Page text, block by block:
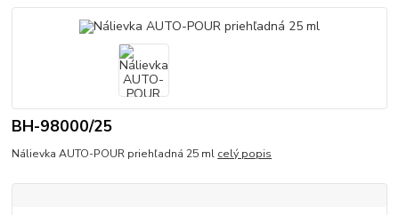
BH-98000/25
Nálievka AUTO-POUR priehľadná 25 ml celý popis